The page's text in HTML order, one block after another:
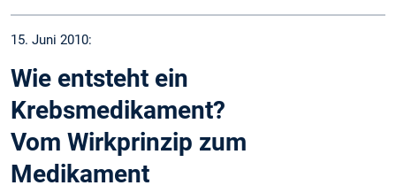
15. Juni 2010:
Wie entsteht ein
Krebsmedikament?
Vom Wirkprinzip zum
Medikament